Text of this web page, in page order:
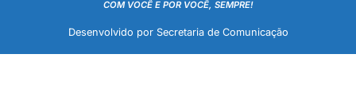
COM VOCÊ E POR VOCÊ, SEMPRE!
Desenvolvido por Secretaria de Comunicação